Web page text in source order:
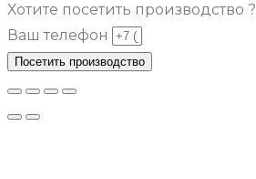
Хотите посетить производство ?
Ваш телефон
Посетить производство